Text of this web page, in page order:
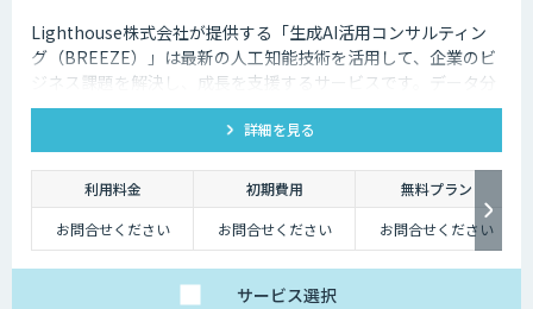
Lighthouse株式会社が提供する「生成AI活用コンサルティン
グ（BREEZE）」は最新の人工知能技術を活用して、企業のビ
ジネス課題を解決し、成長を支援するサービスです。データ分
析、業務自動化、予測分析、カスタマーエクスペリエンスの向
上など、幅広いソリューションを提供します。貴社事業の実態
に合わせたAI活用戦略を構築し、競争力を高めます。
詳細を見る
利用料金 初期費用
無料プラン
お問合せください
お問合せください お問合せください
サービス選択